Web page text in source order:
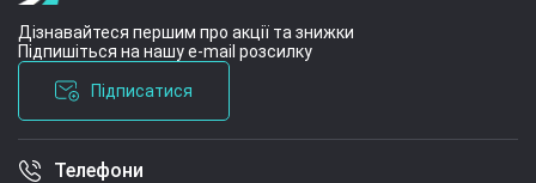
Дізнавайтеся першим про акції та знижки
Підпишіться на нашу e-mail розсилку
Підписатися
Умови угоди
Телефони